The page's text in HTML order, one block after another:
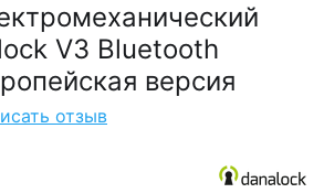
V3 Bluetooth
версия
отзыв